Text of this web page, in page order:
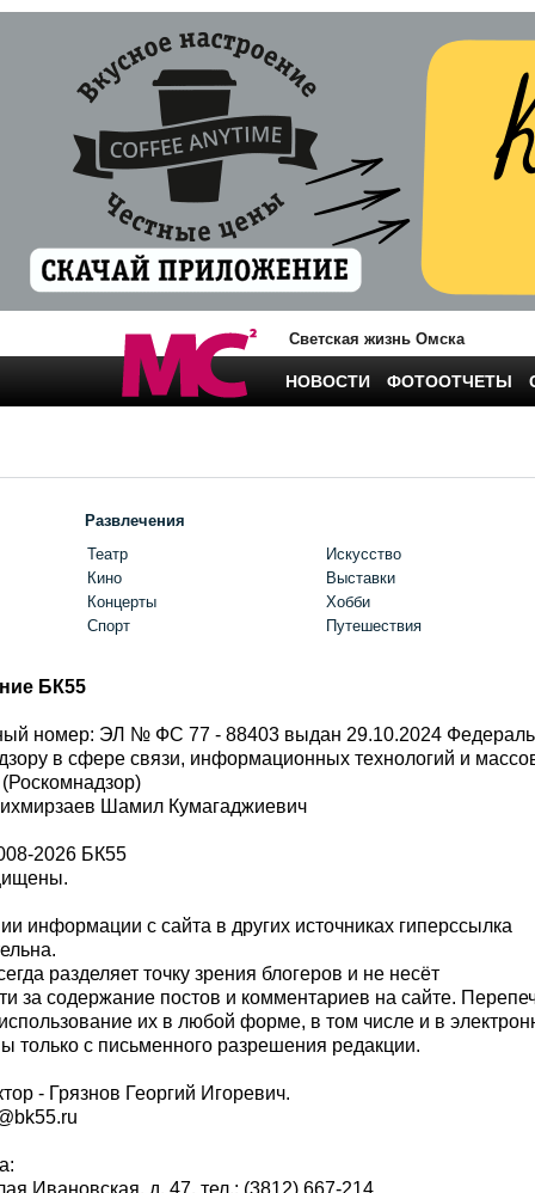
Светская жизнь Омска
НОВОСТИ ФОТООТЧЕТЫ
Развлечения
Театр
Кино
Концерты
Спорт
Искусство
Выставки
Хобби
Путешествия
БК55
номер: ЭЛ № ФС 77 - 88403 выдан 29.10.2024
в сфере связи, информационных технологий и
Шамил Кумагаджиевич
2026 БК55
информации с сайта в других источниках гиперссылка
разделяет точку зрения блогеров и не несёт
за содержание постов и комментариев на сайте.
их в любой форме, в том числе и в
с письменного разрешения редакции.
- Грязнов Георгий Игоревич.
Ивановская, д. 47, тел.: (3812) 667-214